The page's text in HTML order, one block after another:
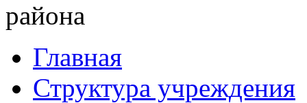
района
Главная
Структура учреждения